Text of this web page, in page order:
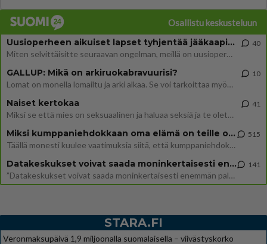
Osallistu keskusteluun
Uusioperheen aikuiset lapset tyhjentää jääkaapin käydessään
Miten selvittäisitte seuraavan ongelman, meillä on uusioperhe, minulla teini-ikäiset lapset ja puolisolla aikuiset, jotk
40
GALLUP: Mikä on arkiruokabravuurisi?
Lomat on monella lomailtu ja arki alkaa. Se voi tarkoittaa myös sitä, että grillailut on grillattu ja palataan arjen ruo
10
Naiset kertokaa
Miksi se että mies on seksuaalinen ja haluaa seksiä ja te olette hänen mielestänne haluttava on vastenmielistä? Mikä sii
41
Miksi kumppaniehdokkaan oma elämä on teille ongelma?
Täällä monesti kuulee vaatimuksia siitä, että kumppaniehdokkaalla ei saisi olla lemmikkejä, lapsia, kavereita, eksiä, su
515
Datakeskukset voivat saada moninkertaisesti enemmän palautuksia kuin mitä ne maksavat veroja
”Datakeskukset voivat saada moninkertaisesti enemmän palautuksia kuin mitä ne maksavat veroja”, sanoo professori Jussi K
141
STARA.FI
Veronmaksupäivä 1,9 miljoonalla suomalaisella – viivästyskorko